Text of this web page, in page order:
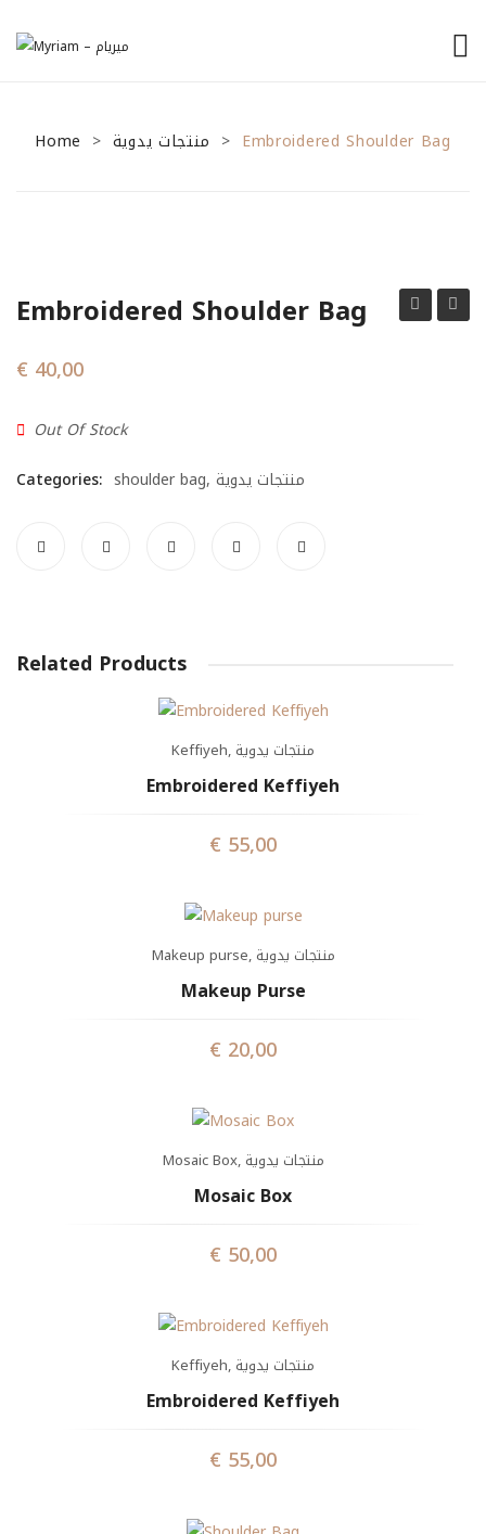
من نحن
Financial Tips
Home > منتجات يدوية > Embroidered Shoulder Bag
Embroidered Shoulder Bag
€ 40,00
Out Of Stock
Categories: shoulder bag, منتجات يدوية
Related Products
Keffiyeh, منتجات يدوية
Embroidered Keffiyeh
€ 55,00
Makeup purse, منتجات يدوية
Makeup Purse
€ 20,00
Mosaic Box, منتجات يدوية
Mosaic Box
€ 50,00
Keffiyeh, منتجات يدوية
Embroidered Keffiyeh
€ 55,00